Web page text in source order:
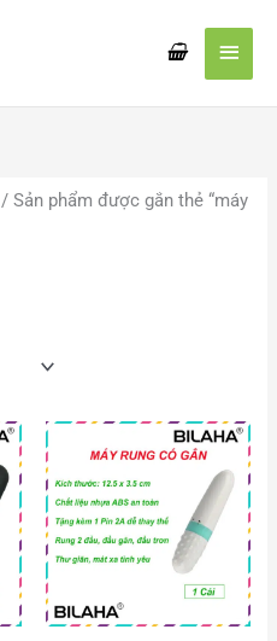
/ Sản phẩm được gắn thẻ “máy
Khoảng
giá:
từ
200.000 VND
đến
210.000 VND
giá:
từ
đến